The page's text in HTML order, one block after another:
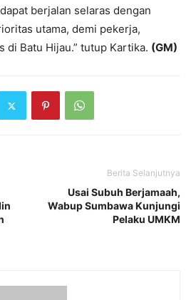
berjalan selaras dengan
utama, demi pekerja,
di Batu Hijau.” tutup Kartika. (GM)
Berita Selanjutnya
Usai Subuh Berjamaah,
Wabup Sumbawa Kunjungi
Pelaku UMKM